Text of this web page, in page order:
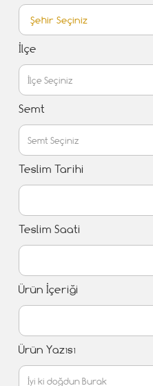
İlçe
Semt
Teslim Tarihi
Teslim Saati
Ürün İçeriği
Ürün Yazısı